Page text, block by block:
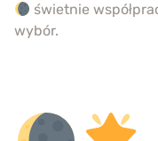
świetnie
wybór.